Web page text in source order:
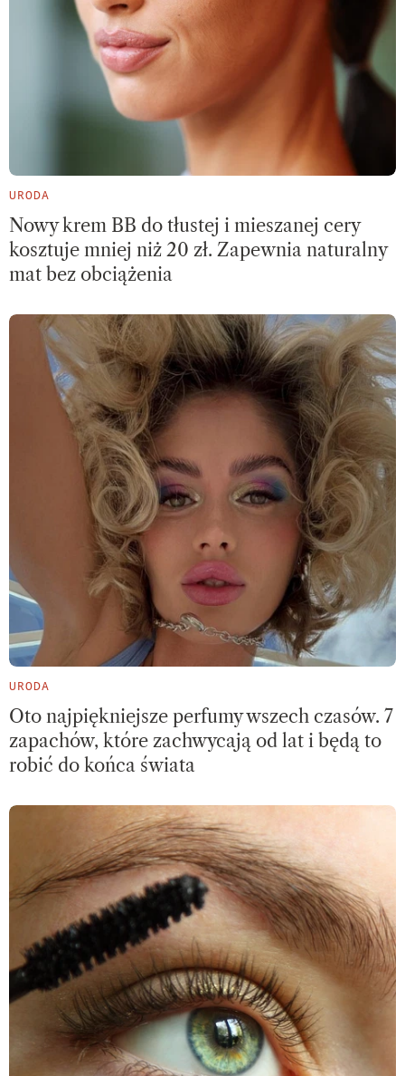
URODA
Nowy krem BB do tłustej i mieszanej cery
kosztuje mniej niż 20 zł. Zapewnia naturalny
mat bez obciążenia
URODA
Oto najpiękniejsze perfumy wszech czasów. 7
zapachów, które zachwycają od lat i będą to
robić do końca świata